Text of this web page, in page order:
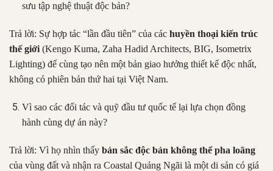
sưu tập nghệ thuật độc bản?
Trả lời: Sự hợp tác “lần đầu tiên” của các huyền thoại kiến trúc
thế giới (Kengo Kuma, Zaha Hadid Architects, BIG, Isometrix
Lighting) để cùng tạo nên một bản giao hưởng thiết kế độc nhất,
không có phiên bản thứ hai tại Việt Nam.
Vì sao các đối tác và quỹ đầu tư quốc tế lại lựa chọn đồng
hành cùng dự án này?
Trả lời: Vì họ nhìn thấy bản sắc độc bản không thể pha loãng
của vùng đất và nhận ra Coastal Quảng Ngãi là một di sản có giá